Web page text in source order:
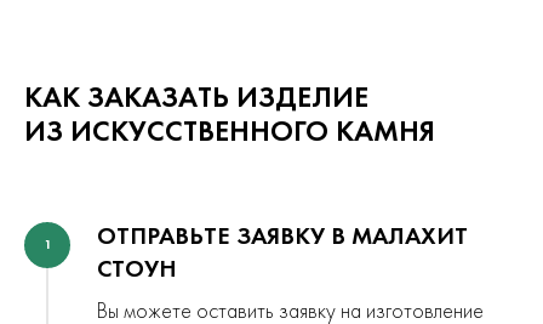
КАК ЗАКАЗАТЬ ИЗДЕЛИЕ
ИЗ ИСКУССТВЕННОГО КАМНЯ
1
ОТПРАВЬТЕ ЗАЯВКУ В МАЛАХИТ
СТОУН
Вы можете оставить заявку на изготовление